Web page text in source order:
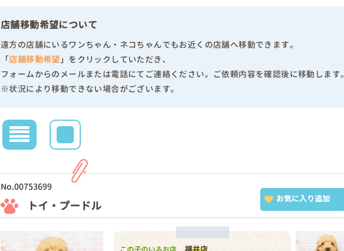
店舗移動希望について
遠方の店舗にいるワンちゃん・ネコちゃんでもお近くの店舗へ移動できます。
「店舗移動希望 」をクリックしていただき、
フォームからのメールまたは電話にてご連絡ください。ご依頼内容を確認後に移動します。
※状況により移動できない場合がございます。
No.00753699
トイ・プードル お気に入り追加